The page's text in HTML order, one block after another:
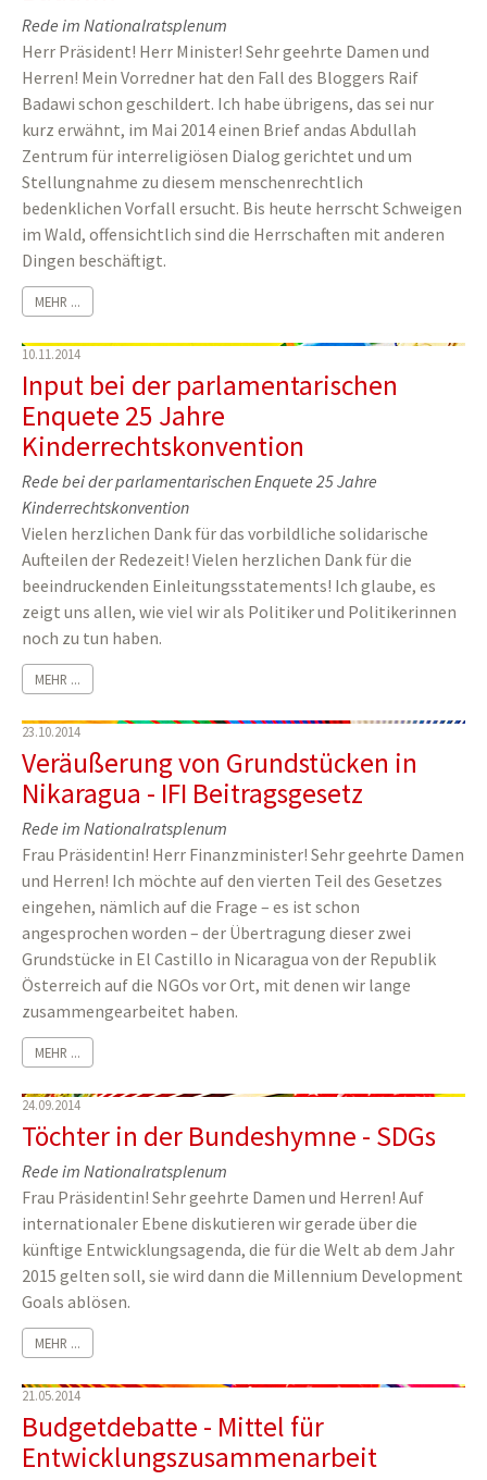
Rede im Nationalratsplenum
Herr Präsident! Herr Minister! Sehr geehrte Damen und
Herren! Mein Vorredner hat den Fall des Bloggers Raif
Badawi schon geschildert. Ich habe übrigens, das sei nur
kurz erwähnt, im Mai 2014 einen Brief andas Abdullah
Zentrum für interreligiösen Dialog gerichtet und um
Stellungnahme zu diesem menschenrechtlich
bedenklichen Vorfall ersucht. Bis heute herrscht Schweigen
im Wald, offensichtlich sind die Herrschaften mit anderen
Dingen beschäftigt.
MEHR ...
10.11.2014
Input bei der parlamentarischen
Enquete 25 Jahre
Kinderrechtskonvention
Rede bei der parlamentarischen Enquete 25 Jahre
Kinderrechtskonvention
Vielen herzlichen Dank für das vorbildliche solidarische
Aufteilen der Redezeit! Vielen herzlichen Dank für die
beeindruckenden Einleitungsstatements! Ich glaube, es
zeigt uns allen, wie viel wir als Politiker und Politikerinnen
noch zu tun haben.
MEHR ...
23.10.2014
Veräußerung von Grundstücken in
Nikaragua - IFI Beitragsgesetz
Rede im Nationalratsplenum
Frau Präsidentin! Herr Finanzminister! Sehr geehrte Damen
und Herren! Ich möchte auf den vierten Teil des Gesetzes
eingehen, nämlich auf die Frage – es ist schon
angesprochen worden – der Übertragung dieser zwei
Grundstücke in El Castillo in Nicaragua von der Republik
Österreich auf die NGOs vor Ort, mit denen wir lange
zusammengearbeitet haben.
MEHR ...
24.09.2014
Töchter in der Bundeshymne - SDGs
Rede im Nationalratsplenum
Frau Präsidentin! Sehr geehrte Damen und Herren! Auf
internationaler Ebene diskutieren wir gerade über die
künftige Entwicklungsagenda, die für die Welt ab dem Jahr
2015 gelten soll, sie wird dann die Millennium Development
Goals ablösen.
MEHR ...
21.05.2014
Budgetdebatte - Mittel für
Entwicklungszusammenarbeit